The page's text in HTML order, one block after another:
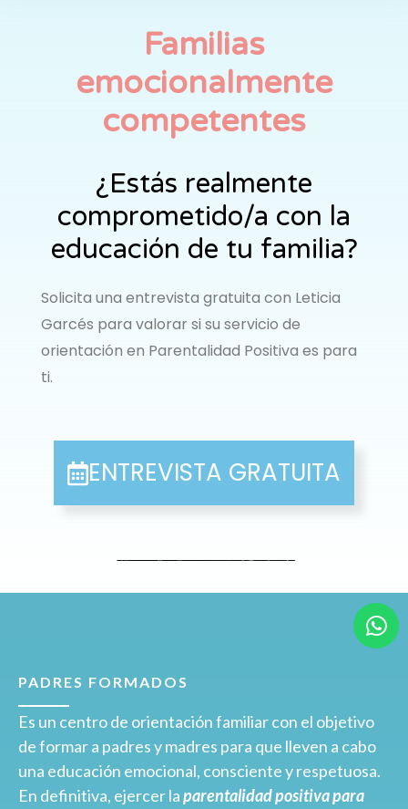
Familias
emocionalmente
competentes
¿Estás realmente
comprometido/a con la
educación de tu familia?
Solicita una entrevista gratuita con Leticia
Garcés para valorar si su servicio de
orientación en Parentalidad Positiva es para
ti.
ENTREVISTA GRATUITA
PADRES FORMADOS
Es un centro de orientación familiar con el objetivo
de formar a padres y madres para que lleven a cabo
una educación emocional, consciente y respetuosa.
En definitiva, ejercer laparentalidad positiva para